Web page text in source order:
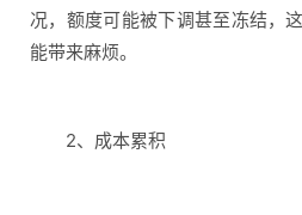
况，额度可能被下调甚至冻结，
能带来麻烦。
2、成本累积